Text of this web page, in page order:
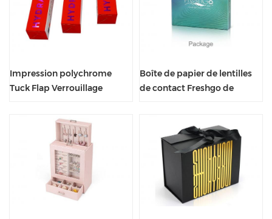
Impression polychrome
Tuck Flap Verrouillage
Boîte de papier de lentilles
de contact Freshgo de